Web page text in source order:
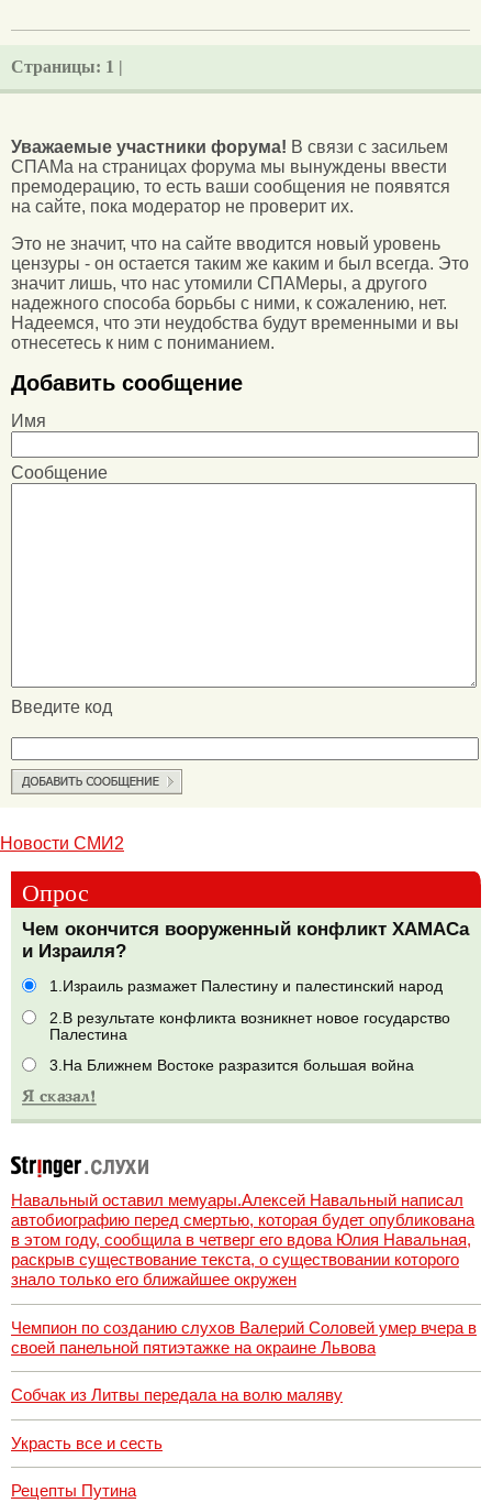
Страницы: 1 |
Уважаемые участники форума! В связи с засильем
СПАМа на страницах форума мы вынуждены ввести
премодерацию, то есть ваши сообщения не появятся
на сайте, пока модератор не проверит их.
Это не значит, что на сайте вводится новый уровень
цензуры - он остается таким же каким и был всегда. Это
значит лишь, что нас утомили СПАМеры, а другого
надежного способа борьбы с ними, к сожалению, нет.
Надеемся, что эти неудобства будут временными и вы
отнесетесь к ним с пониманием.
Добавить сообщение
Имя
Сообщение
Введите код
Новости СМИ2
Опрос
Чем окончится вооруженный конфликт ХАМАСа
и Израиля?
1.Израиль размажет Палестину и палестинский народ
2.В результате конфликта возникнет новое государство
Палестина
3.На Ближнем Востоке разразится большая война
Навальный оставил мемуары.Алексей Навальный написал
автобиографию перед смертью, которая будет опубликована
в этом году, сообщила в четверг его вдова Юлия Навальная,
раскрыв существование текста, о существовании которого
знало только его ближайшее окружен
Чемпион по созданию слухов Валерий Соловей умер вчера в
своей панельной пятиэтажке на окраине Львова
Собчак из Литвы передала на волю маляву
Украсть все и сесть
Рецепты Путина